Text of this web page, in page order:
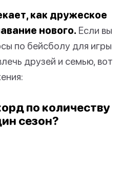
как дружеское
нового. Если вы
по бейсболу для игры
друзей и семью, вот
по количеству
сезон?